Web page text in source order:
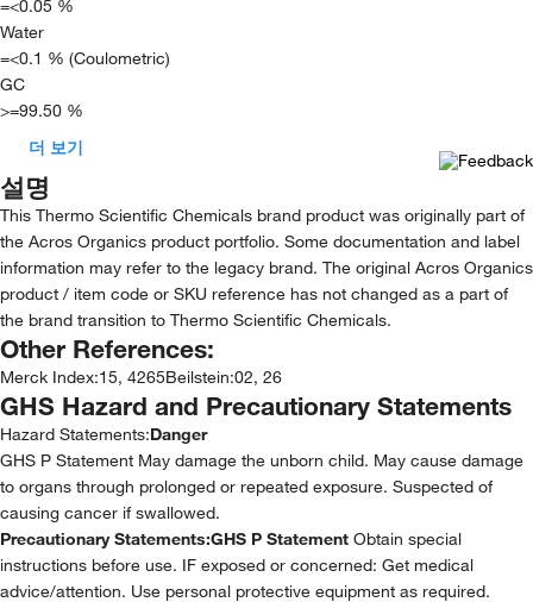
=<0.05 %
Water
=<0.1 % (Coulometric)
GC
>=99.50 %
더 보기
설명
This Thermo Scientific Chemicals brand product was originally part of
the Acros Organics product portfolio. Some documentation and label
information may refer to the legacy brand. The original Acros Organics
product / item code or SKU reference has not changed as a part of
the brand transition to Thermo Scientific Chemicals.
Other References:
Merck Index:15, 4265Beilstein:02, 26
GHS Hazard and Precautionary Statements
Hazard Statements:Danger
GHS P Statement May damage the unborn child. May cause damage
to organs through prolonged or repeated exposure. Suspected of
causing cancer if swallowed.
Precautionary Statements:GHS P Statement Obtain special
instructions before use. IF exposed or concerned: Get medical
advice/attention. Use personal protective equipment as required.